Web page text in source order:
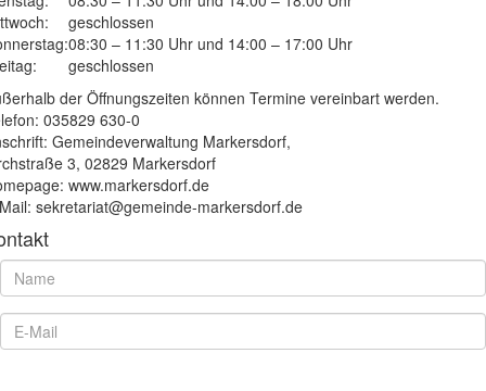
geschlossen
08:30 – 11:30 Uhr und 14:00 – 17:00 Uhr
geschlossen
der Öffnungszeiten können Termine vereinbart werden.
035829 630-0
Gemeindeverwaltung Markersdorf,
3, 02829 Markersdorf
www.markersdorf.de
sekretariat@gemeinde-markersdorf.de